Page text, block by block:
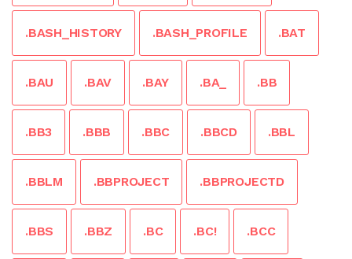
.BASH_HISTORY .BASH_PROFILE .BAT
.BAU .BAV .BAY .BA_ .BB
.BB3 .BBB .BBC .BBCD .BBL
.BBLM .BBPROJECT .BBPROJECTD
.BBS .BBZ .BC .BC! .BCC